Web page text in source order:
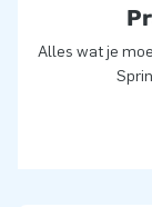
Alles wat je